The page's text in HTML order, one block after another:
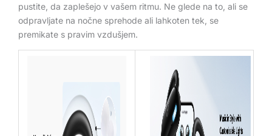
pustite, da zaplešejo v vašem ritmu. Ne glede na to, ali se
odpravljate na nočne sprehode ali lahkoten tek, se
premikate s pravim vzdušjem.